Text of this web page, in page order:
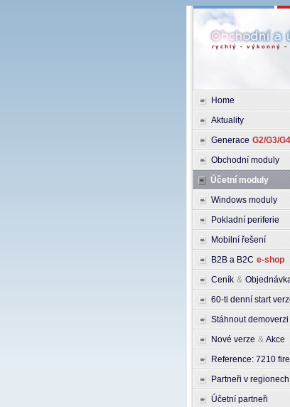
Home
Aktuality
Generace G2/G3/G4
Obchodní moduly
Účetní moduly
Windows moduly
Pokladní periferie
Mobilní řešení
B2B a B2C e-shop
Ceník &
60-ti denní start
Stáhnout demoverzi
Nové verze & Akce
Reference: 7210
Partneři v regionech
Účetní partneři